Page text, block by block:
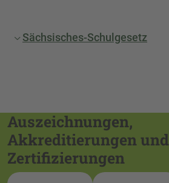
Sächsisches-Schulgesetz
Auszeichnungen,
Akkreditierungen und
Zertifizierungen